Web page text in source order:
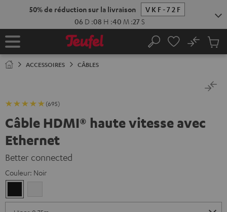
50% de réduction sur la livraison
VKF-72F
06 D :08 H :40 M :27S
Page
Rechercher
No
ACCESSOIRES CÂBLES
(695)
Câble HDMI® haute vitesse avec
Ethernet
Better connected
Couleur: Noir